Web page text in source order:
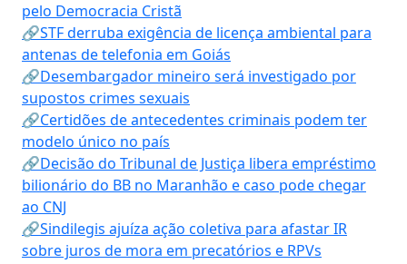
pelo Democracia Cristã
🔗STF derruba exigência de licença ambiental para
antenas de telefonia em Goiás
🔗Desembargador mineiro será investigado por
supostos crimes sexuais
🔗Certidões de antecedentes criminais podem ter
modelo único no país
🔗Decisão do Tribunal de Justiça libera empréstimo
bilionário do BB no Maranhão e caso pode chegar
ao CNJ
🔗Sindilegis ajuíza ação coletiva para afastar IR
sobre juros de mora em precatórios e RPVs